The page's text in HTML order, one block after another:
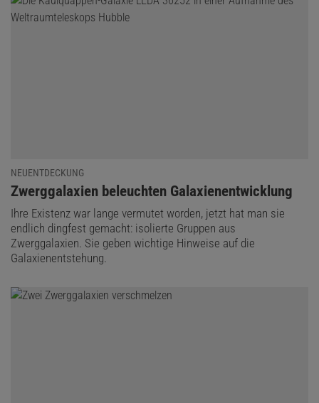
NEUENTDECKUNG
:
Zwerggalaxien beleuchten Galaxienentwicklung
Ihre Existenz war lange vermutet worden, jetzt hat man sie
endlich dingfest gemacht: isolierte Gruppen aus
Zwerggalaxien. Sie geben wichtige Hinweise auf die
Galaxienentstehung.